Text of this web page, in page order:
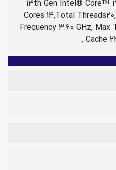
13th Gen Intel® Core™
Cores 14,Total
Frequency 3.60 GHz, Max
, Cache